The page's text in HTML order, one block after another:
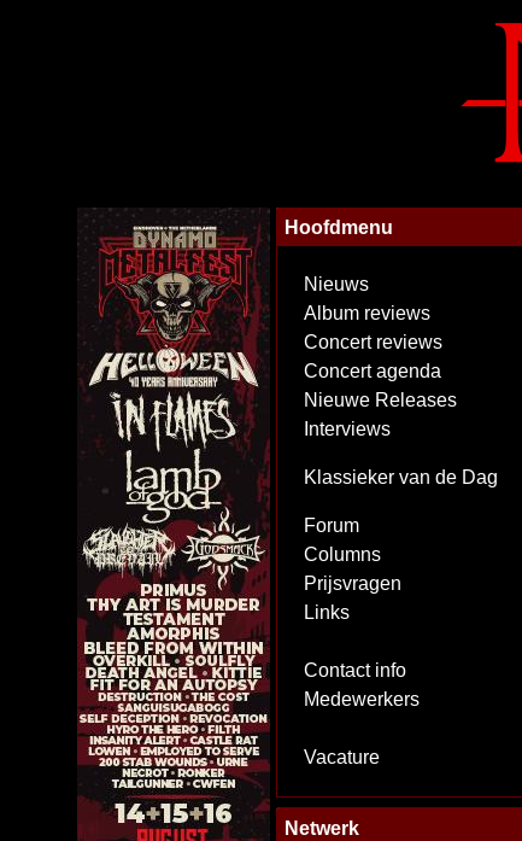
Hoofdmenu
Nieuws
Album reviews
Concert reviews
Concert agenda
Nieuwe Releases
Interviews
Klassieker van de Dag
Forum
Columns
Prijsvragen
Links
Contact info
Medewerkers
Vacature
Netwerk